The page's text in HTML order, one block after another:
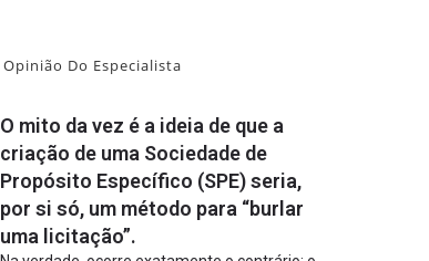
Opinião Do Especialista
O mito da vez é a ideia de que a
criação de uma Sociedade de
Propósito Específico (SPE) seria,
por si só, um método para “burlar
uma licitação”.